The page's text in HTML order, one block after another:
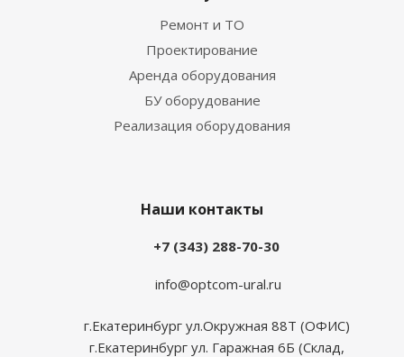
Ремонт и ТО
Проектирование
Аренда оборудования
БУ оборудование
Реализация оборудования
Наши контакты
+7 (343) 288-70-30
info@optcom-ural.ru
г.Екатеринбург ул.Окружная 88Т (ОФИС)
г.Екатеринбург ул. Гаражная 6Б (Склад,